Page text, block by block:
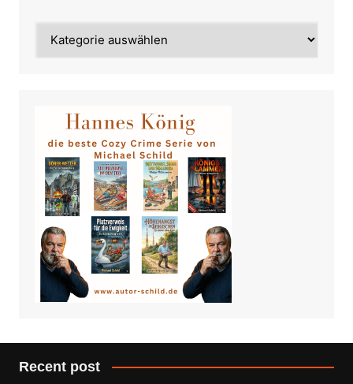
Recent post